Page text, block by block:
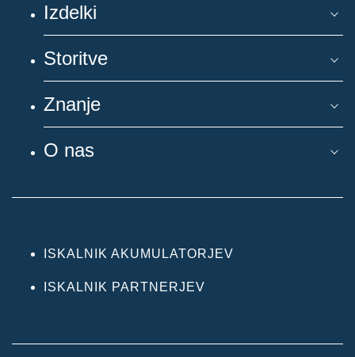
Izdelki
Storitve
Znanje
O nas
ISKALNIK AKUMULATORJEV
ISKALNIK PARTNERJEV